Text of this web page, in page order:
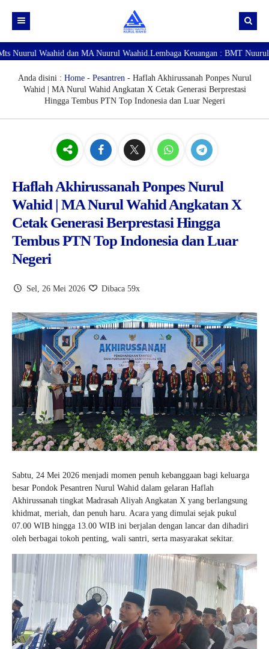
Beranda
Profil
Visi & Misi
Lintas Sejarah
Lintas Sejarah Pondok Pesantren Nurul Wahid
Lembaga Pendidikan
MA Nuurul Waahid
SDTQ Nuurul Waahid
Layanan
MA Nuurul Waahid
Pendaftaran Santri Baru
Brosur MA
2A
Brosur Mts
1B
2B
Brosur SDTQ & TKTQ
Brosur SDTQ
1C
2C
Brosur TKTQ
1D
Brosur PPTQ
dan MA Nuurul Waahid.Lembaga Keuangan : BMT Nuurul Waahid.
Anda disini : Home- Pesantren- Haflah Akhirussanah Ponpes Nurul
Wahid | MA Nurul Wahid Angkatan X Cetak Generasi Berprestasi
Hingga Tembus PTN Top Indonesia dan Luar Negeri
Haflah Akhirussanah Ponpes Nurul
Wahid | MA Nurul Wahid Angkatan X
Cetak Generasi Berprestasi Hingga
Tembus PTN Top Indonesia dan Luar
Negeri
Sel, 26 Mei 2026 Dibaca 59x
Sabtu, 24 Mei 2026 menjadi momen penuh kebanggaan bagi keluarga
besar Pondok Pesantren Nurul Wahid dalam gelaran Haflah
Akhirussanah tingkat Madrasah Aliyah Angkatan X yang berlangsung
khidmat, meriah, dan penuh haru. Acara yang dimulai sejak pukul
07.00 WIB hingga 13.00 WIB ini berjalan dengan lancar dan dihadiri
oleh berbagai tokoh penting, wali santri, serta masyarakat sekitar.